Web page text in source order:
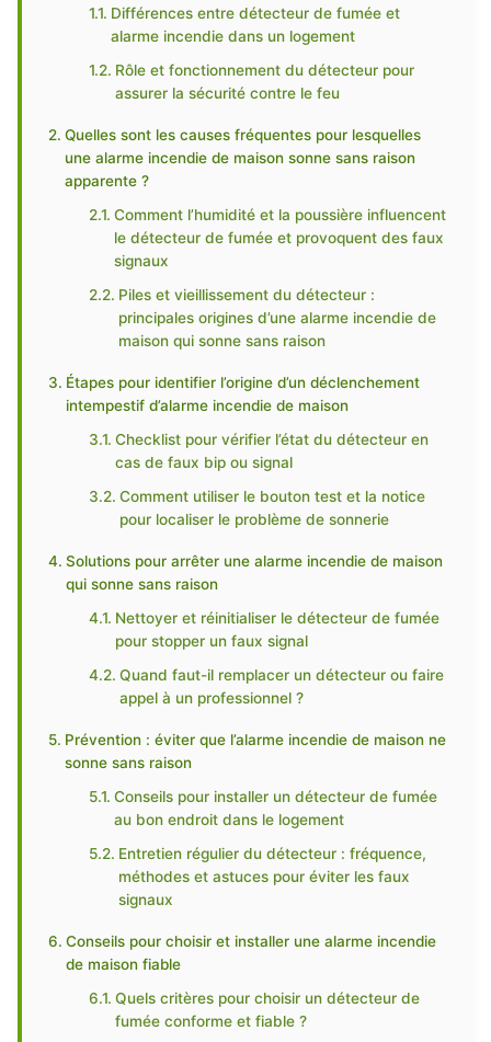
Différences entre détecteur de fumée et
alarme incendie dans un logement
Rôle et fonctionnement du détecteur pour
assurer la sécurité contre le feu
Quelles sont les causes fréquentes pour lesquelles
une alarme incendie de maison sonne sans raison
apparente ?
Comment l’humidité et la poussière influencent
le détecteur de fumée et provoquent des faux
signaux
Piles et vieillissement du détecteur :
principales origines d’une alarme incendie de
maison qui sonne sans raison
Étapes pour identifier l’origine d’un déclenchement
intempestif d’alarme incendie de maison
Checklist pour vérifier l’état du détecteur en
cas de faux bip ou signal
Comment utiliser le bouton test et la notice
pour localiser le problème de sonnerie
Solutions pour arrêter une alarme incendie de maison
qui sonne sans raison
Nettoyer et réinitialiser le détecteur de fumée
pour stopper un faux signal
Quand faut-il remplacer un détecteur ou faire
appel à un professionnel ?
Prévention : éviter que l’alarme incendie de maison ne
sonne sans raison
Conseils pour installer un détecteur de fumée
au bon endroit dans le logement
Entretien régulier du détecteur : fréquence,
méthodes et astuces pour éviter les faux
signaux
Conseils pour choisir et installer une alarme incendie
de maison fiable
Quels critères pour choisir un détecteur de
fumée conforme et fiable ?